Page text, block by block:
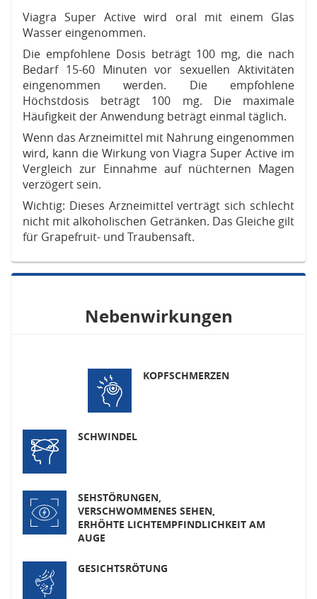
Viagra Super Active wird oral mit einem Glas
Wasser eingenommen.
Die empfohlene Dosis beträgt 100 mg, die nach
Bedarf 15-60 Minuten vor sexuellen Aktivitäten
eingenommen werden. Die empfohlene
Höchstdosis beträgt 100 mg. Die maximale
Häufigkeit der Anwendung beträgt einmal täglich.
Wenn das Arzneimittel mit Nahrung eingenommen
wird, kann die Wirkung von Viagra Super Active im
Vergleich zur Einnahme auf nüchternen Magen
verzögert sein.
Wichtig: Dieses Arzneimittel verträgt sich schlecht
nicht mit alkoholischen Getränken. Das Gleiche gilt
für Grapefruit- und Traubensaft.
Nebenwirkungen
KOPFSCHMERZEN
SCHWINDEL
SEHSTÖRUNGEN,
VERSCHWOMMENES SEHEN,
ERHÖHTE LICHTEMPFINDLICHKEIT AM
AUGE
GESICHTSRÖTUNG